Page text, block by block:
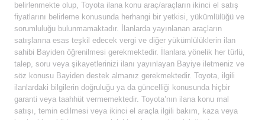
belirlenmekte olup, Toyota ilana konu araç/araçların ikinci el satış
fiyatlarını belirleme konusunda herhangi bir yetkisi, yükümlülüğü ve
sorumluluğu bulunmamaktadır. İlanlarda yayınlanan araçların
satışlarına esas teşkil edecek vergi ve diğer yükümlülüklerin ilan
sahibi Bayiden öğrenilmesi gerekmektedir. İlanlara yönelik her türlü,
talep, soru veya şikayetlerinizi ilanı yayınlayan Bayiye iletmeniz ve
söz konusu Bayiden destek almanız gerekmektedir. Toyota, ilgili
ilanlardaki bilgilerin doğruluğu ya da güncelliği konusunda hiçbir
garanti veya taahhüt vermemektedir. Toyota’nın ilana konu mal
satışı, temin edilmesi veya ikinci el araçla ilgili bakım, kaza veya